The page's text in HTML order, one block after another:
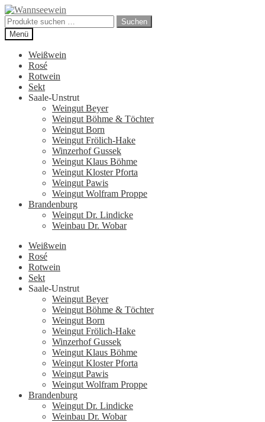
Zur
Navigation
springen
Zum
Inhalt
springen
Suchen
nach:
Suchen
Menü
Weißwein
Rosé
Rotwein
Sekt
Saale-Unstrut
Weingut Beyer
Weingut Böhme & Töchter
Weingut Born
Weingut Frölich-Hake
Winzerhof Gussek
Weingut Klaus Böhme
Weingut Kloster Pforta
Weingut Pawis
Weingut Wolfram Proppe
Brandenburg
Weingut Dr. Lindicke
Weinbau Dr. Wobar
Weißwein
Rosé
Rotwein
Sekt
Saale-Unstrut
Weingut Beyer
Weingut Böhme & Töchter
Weingut Born
Weingut Frölich-Hake
Winzerhof Gussek
Weingut Klaus Böhme
Weingut Kloster Pforta
Weingut Pawis
Weingut Wolfram Proppe
Brandenburg
Weingut Dr. Lindicke
Weinbau Dr. Wobar